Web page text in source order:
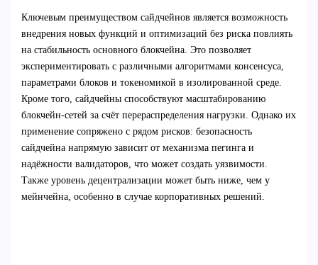
Ключевым преимуществом сайдчейнов является возможность
внедрения новых функций и оптимизаций без риска повлиять
на стабильность основного блокчейна. Это позволяет
экспериментировать с различными алгоритмами консенсуса,
параметрами блоков и токеномикой в изолированной среде.
Кроме того, сайдчейны способствуют масштабированию
блокчейн-сетей за счёт перераспределения нагрузки. Однако их
применение сопряжено с рядом рисков: безопасность
сайдчейна напрямую зависит от механизма пегинга и
надёжности валидаторов, что может создать уязвимости.
Также уровень децентрализации может быть ниже, чем у
мейнчейна, особенно в случае корпоративных решений.